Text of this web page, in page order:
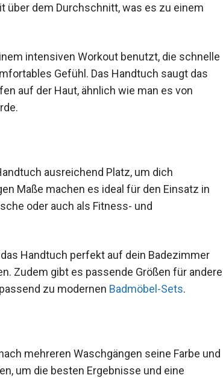
über dem Durchschnitt, was es zu einem
intensiven Workout benutzt, die schnelle
Gefühl. Das Handtuch saugt das
auf der Haut, ähnlich wie man es von
ausreichend Platz, um dich
Maße machen es ideal für den Einsatz in
oder auch als Fitness- und
Handtuch perfekt auf dein Badezimmer
Zudem gibt es passende Größen für andere
zu modernen Badmöbel-Sets.
mehreren Waschgängen seine Farbe und
um die besten Ergebnisse und eine